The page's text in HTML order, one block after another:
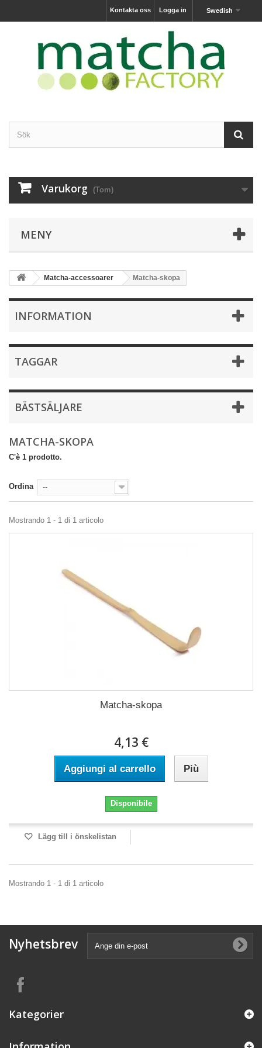
Swedish
Logga in
Kontakta oss
Varukorg (Tom)
MENY
Matcha-accessoarer Matcha-skopa
INFORMATION
TAGGAR
BÄSTSÄLJARE
MATCHA-SKOPA
C'è 1 prodotto.
Ordina --
Mostrando 1 - 1 di 1 articolo
Matcha-skopa
4,13 €
Aggiungi al carrello Più
Disponibile
Lägg till i önskelistan
Mostrando 1 - 1 di 1 articolo
Nyhetsbrev
Kategorier